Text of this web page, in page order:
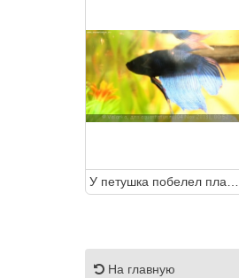
На главную